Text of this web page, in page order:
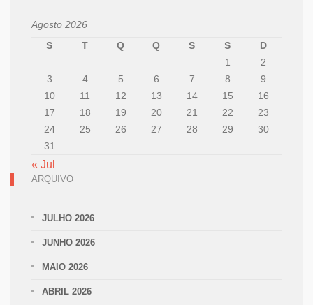
Agosto 2026
S
T Q Q S S
D
1
2
3
4 5 6 7 8
9
10
11 12 13 14 15
16
17
18 19 20 21 22
23
24
25 26 27 28 29
30
31
« Jul
ARQUIVO
JULHO 2026
JUNHO 2026
MAIO 2026
ABRIL 2026